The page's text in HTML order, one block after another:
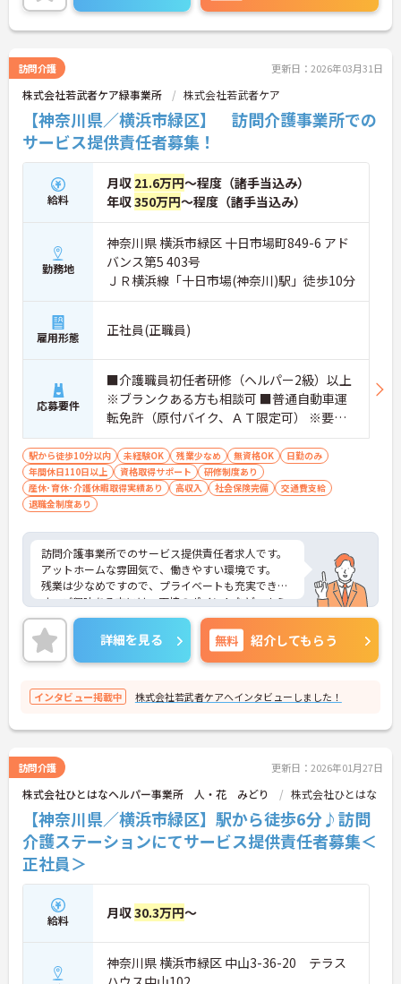
訪問介護 更新日：2026年03月31日
株式会社若武者ケア緑事業所 株式会社若武者ケア
【神奈川県／横浜市緑区】 訪問介護事業所での
サービス提供責任者募集！
給料
月収 21.6万円～程度（諸手当込み）
年収350万円～程度（諸手当込み）
勤務地
神奈川県 横浜市緑区 十日市場町849-6 アド
バンス第5 403号
ＪＲ横浜線「十日市場(神奈川)駅」徒歩10分
雇用形態 正社員(正職員)
応募要件
■介護職員初任者研修（ヘルパー2級）以上
※ブランクある方も相談可 ■普通自動車運
転免許（原付バイク、ＡＴ限定可） ※要経
験
駅から徒歩10分以内 未経験OK 残業少なめ 無資格OK
日勤のみ
年間休日110日以上
資格取得サポート
研修制度あり
産休･育休･介護休暇取得実績あり
高収入 社会保険完備
交通費支給
退職金制度あり
訪問介護事業所でのサービス提供責任者求人です。
アットホームな雰囲気で、働きやすい環境です。
残業は少なめですので、プライベートも充実できま
す。ご興味ある方には、面接のポイントなど、さら
に詳細をお話致しますのでお気軽にご相談くださ
い。
詳細を見る 無料 紹介してもらう
インタビュー掲載中 株式会社若武者ケアへインタビューしました！
訪問介護 更新日：2026年01月27日
株式会社ひとはなヘルパー事業所 人・花 みどり 株式会社ひとはな
【神奈川県／横浜市緑区】駅から徒歩6分♪訪問
介護ステーションにてサービス提供責任者募集＜
正社員＞
給料 月収30.3万円～
神奈川県 横浜市緑区 中山3-36-20 テラス